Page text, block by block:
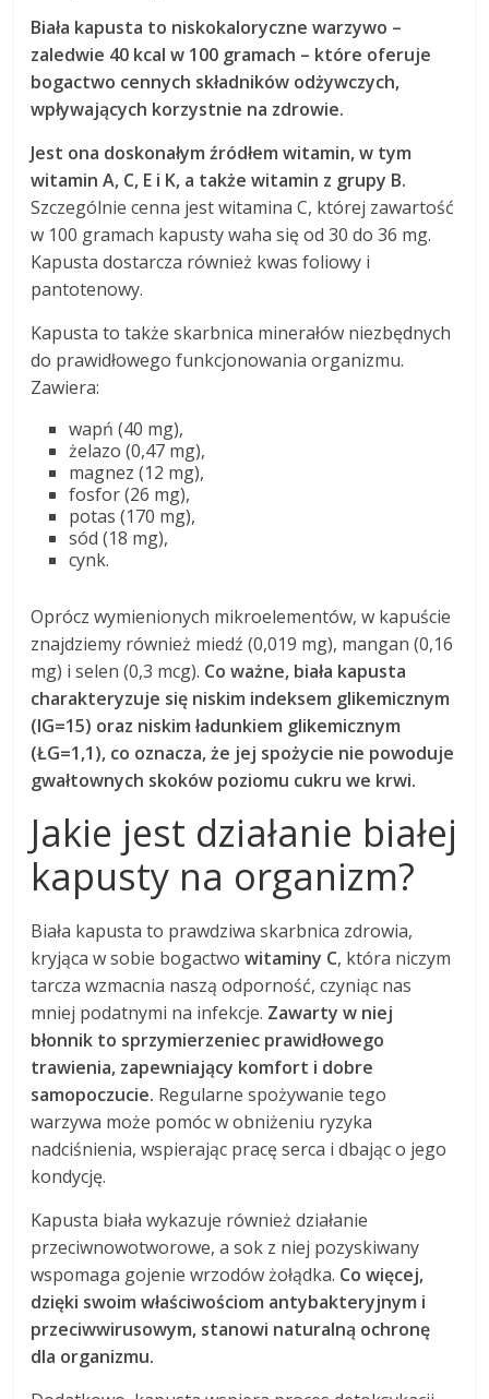
Biała kapusta to niskokaloryczne warzywo –
zaledwie 40 kcal w 100 gramach – które oferuje
bogactwo cennych składników odżywczych,
wpływających korzystnie na zdrowie.
Jest ona doskonałym źródłem witamin, w tym
witamin A, C, E i K, a także witamin z grupy B.
Szczególnie cenna jest witamina C, której zawartość
w 100 gramach kapusty waha się od 30 do 36 mg.
Kapusta dostarcza również kwas foliowy i
pantotenowy.
Kapusta to także skarbnica minerałów niezbędnych
do prawidłowego funkcjonowania organizmu.
Zawiera:
wapń (40 mg),
żelazo (0,47 mg),
magnez (12 mg),
fosfor (26 mg),
potas (170 mg),
sód (18 mg),
cynk.
Oprócz wymienionych mikroelementów, w kapuście
znajdziemy również miedź (0,019 mg), mangan (0,16
mg) i selen (0,3 mcg). Co ważne, biała kapusta
charakteryzuje się niskim indeksem glikemicznym
(IG=15) oraz niskim ładunkiem glikemicznym
(ŁG=1,1), co oznacza, że jej spożycie nie powoduje
gwałtownych skoków poziomu cukru we krwi.
Jakie jest działanie białej
kapusty na organizm?
Biała kapusta to prawdziwa skarbnica zdrowia,
kryjąca w sobie bogactwowitaminy C, która niczym
tarcza wzmacnia naszą odporność, czyniąc nas
mniej podatnymi na infekcje. Zawarty w niej
błonnik to sprzymierzeniec prawidłowego
trawienia, zapewniający komfort i dobre
samopoczucie. Regularne spożywanie tego
warzywa może pomóc w obniżeniu ryzyka
nadciśnienia, wspierając pracę serca i dbając o jego
kondycję.
Kapusta biała wykazuje również działanie
przeciwnowotworowe, a sok z niej pozyskiwany
wspomaga gojenie wrzodów żołądka. Co więcej,
dzięki swoim właściwościom antybakteryjnym i
przeciwwirusowym, stanowi naturalną ochronę
dla organizmu.